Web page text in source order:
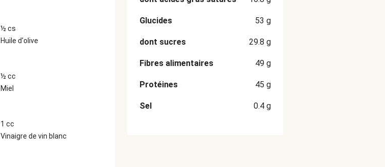
½ cs
Huile d'olive
½ cc
Miel
1 cc
Vinaigre de vin blanc
Glucides 53 g
dont sucres 29.8 g
Fibres alimentaires 49 g
Protéines 45 g
Sel 0.4 g